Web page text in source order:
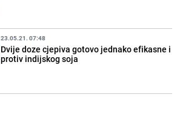
23.05.21. 07:48
Dvije doze cjepiva gotovo jednako efikasne i
protiv indijskog soja